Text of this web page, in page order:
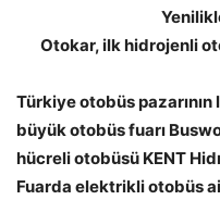
Otokar, ilk hidrojenli
Türkiye otobüs pazarının
büyük otobüs fuarı
hücreli otobüsü KENT
Fuarda elektrikli otobüs